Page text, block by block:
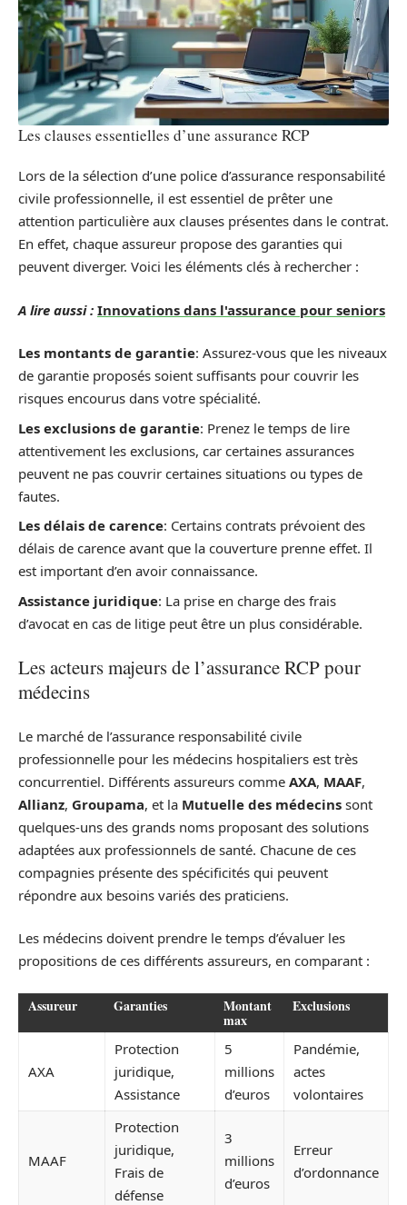
Les clauses essentielles d’une assurance RCP
Lors de la sélection d’une police d’assurance responsabilité
civile professionnelle, il est essentiel de prêter une
attention particulière aux clauses présentes dans le contrat.
En effet, chaque assureur propose des garanties qui
peuvent diverger. Voici les éléments clés à rechercher :
A lire aussi : Innovations dans l'assurance pour seniors
Les montants de garantie: Assurez-vous que les niveaux
de garantie proposés soient suffisants pour couvrir les
risques encourus dans votre spécialité.
Les exclusions de garantie: Prenez le temps de lire
attentivement les exclusions, car certaines assurances
peuvent ne pas couvrir certaines situations ou types de
fautes.
Les délais de carence: Certains contrats prévoient des
délais de carence avant que la couverture prenne effet. Il
est important d’en avoir connaissance.
Assistance juridique: La prise en charge des frais
d’avocat en cas de litige peut être un plus considérable.
Les acteurs majeurs de l’assurance RCP pour
médecins
Le marché de l’assurance responsabilité civile
professionnelle pour les médecins hospitaliers est très
concurrentiel. Différents assureurs comme AXA, MAAF,
Allianz, Groupama, et la Mutuelle des médecins sont
quelques-uns des grands noms proposant des solutions
adaptées aux professionnels de santé. Chacune de ces
compagnies présente des spécificités qui peuvent
répondre aux besoins variés des praticiens.
Les médecins doivent prendre le temps d’évaluer les
propositions de ces différents assureurs, en comparant :
Assureur Garanties Montant
max
Exclusions
AXA
Protection
juridique,
Assistance
5
millions
d’euros
Pandémie,
actes
volontaires
MAAF
Protection
juridique,
Frais de
défense
3
millions
d’euros
Erreur
d’ordonnance